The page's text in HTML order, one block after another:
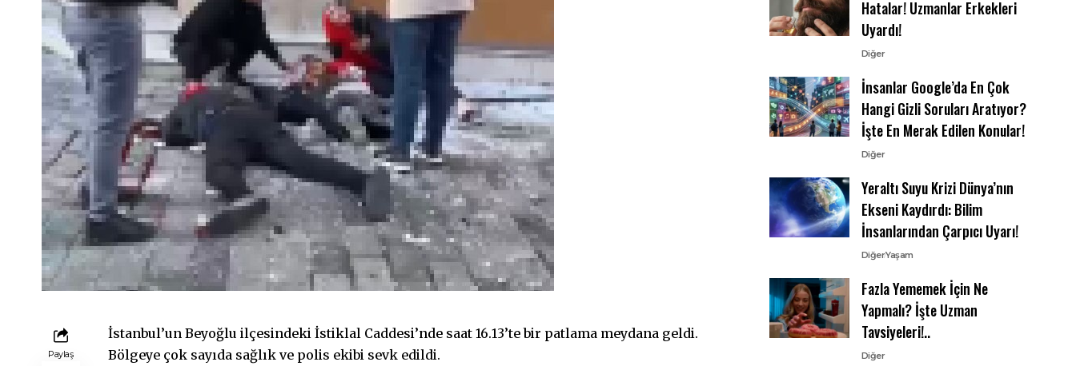
Paylaş
İstanbul’un Beyoğlu ilçesindeki İstiklal Caddesi’nde saat 16.13’te bir patlama meydana geldi.
Bölgeye çok sayıda sağlık ve polis ekibi sevk edildi.
Hatalar! Uzmanlar Erkekleri
Uyardı!
Diğer
İnsanlar Google’da En Çok
Hangi Gizli Soruları Aratıyor?
İşte En Merak Edilen Konular!
Diğer
Yeraltı Suyu Krizi Dünya’nın
Ekseni Kaydırdı: Bilim
İnsanlarından Çarpıcı Uyarı!
DiğerYaşam
Fazla Yememek İçin Ne
Yapmalı? İşte Uzman
Tavsiyeleri!..
Diğer